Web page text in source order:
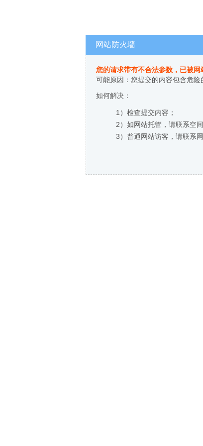
网站防火墙
您的请求带有不合法参数，已被网
可能原因：您提交的内容包含危险
如何解决：
1）检查提交内容；
2）如网站托管，请联系空
3）普通网站访客，请联系